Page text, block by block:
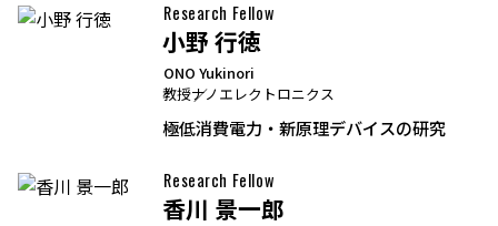
Research Fellow
小野 行徳
ONO Yukinori
教授ナノエレクトロニクス
極低消費電力・新原理デバイスの研究
Research Fellow
香川 景一郎